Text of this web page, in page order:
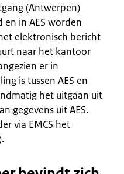
(Antwerpen)
in AES worden
elektronisch bericht
naar het kantoor
er in
is tussen AES en
het uitgaan uit
gegevens uit AES.
via EMCS het